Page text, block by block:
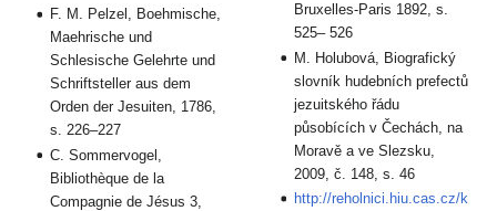
F. M. Pelzel, Boehmische,
Maehrische und
Schlesische Gelehrte und
Schriftsteller aus dem
Orden der Jesuiten, 1786,
s. 226–227
C. Sommervogel,
Bibliothèque de la
Compagnie de Jésus 3,
Bruxelles-Paris 1892, s.
525– 526
M. Holubová, Biografický
slovník hudebních prefectů
jezuitského řádu
působících v Čechách, na
Moravě a ve Slezsku,
2009, č. 148, s. 46
http://reholnici.hiu.cas.cz/k